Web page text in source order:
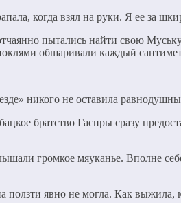
когда взял на руки. Я ее за
пытались найти свою
обшаривали каждый
братство Гаспры сразу
громкое мяуканье. Вполне
явно не могла. Как выжила,